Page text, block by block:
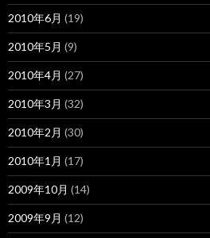
2010年6月 (19)
2010年5月 (9)
2010年4月 (27)
2010年3月 (32)
2010年2月 (30)
2010年1月 (17)
2009年10月 (14)
2009年9月 (12)